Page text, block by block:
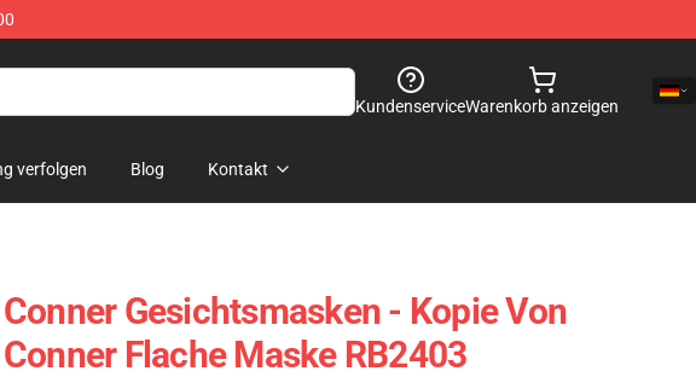
KundenserviceWarenkorb anzeigen
verfolgen Blog Kontakt
Gesichtsmasken - Kopie Von
Flache Maske RB2403